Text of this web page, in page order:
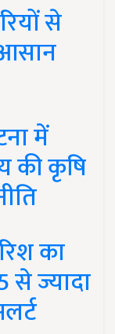
से
में
की कृषि
का
से ज्यादा